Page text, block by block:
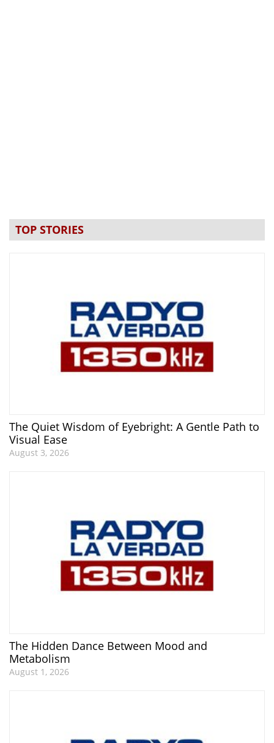
TOP STORIES
The Quiet Wisdom of Eyebright: A Gentle Path to
Visual Ease
August 3, 2026
The Hidden Dance Between Mood and
Metabolism
August 1, 2026